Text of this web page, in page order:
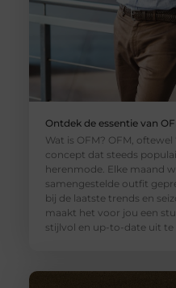
Ontdek de essentie van
Wat is OFM? OFM,
concept dat steeds
herenmode. Elke maand
samengestelde outfit
bij de laatste trends en
maakt het voor jou een
stijlvol en up-to-date uit te